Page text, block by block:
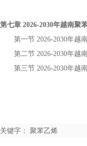
第七章 2026-2030年越南聚
第一节 2026-2030年越
第二节 2026-2030年越
第三节 2026-2030年越
关键字： 聚苯乙烯